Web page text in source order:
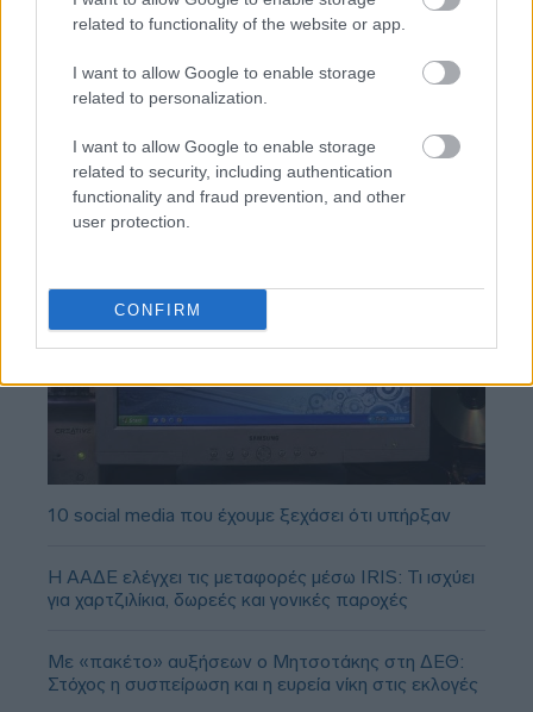
related to functionality of the website or app.
I want to allow Google to enable storage
related to personalization.
I want to allow Google to enable storage
related to security, including authentication
functionality and fraud prevention, and other
user protection.
CONFIRM
Ολυμπιακός: Ο φορ Ουγκάλντε, τα φαβορί στα χαφ
(Κάσερες, Καντιού) και ο Τικνιζιάν για αριστερά
10 social media που έχουμε ξεχάσει ότι υπήρξαν
Η ΑΑΔΕ ελέγχει τις μεταφορές μέσω IRIS: Τι ισχύει
για χαρτζιλίκια, δωρεές και γονικές παροχές
Με «πακέτο» αυξήσεων ο Μητσοτάκης στη ΔΕΘ:
Στόχος η συσπείρωση και η ευρεία νίκη στις εκλογές